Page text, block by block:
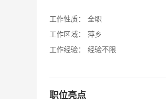
工作性质：
全职
工作区域：
萍乡
工作经验：
经验不限
职位亮点